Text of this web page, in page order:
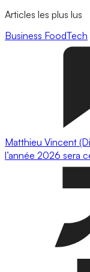
Articles les plus lus
Business FoodTech
Matthieu Vincent
l’année 2026 sera